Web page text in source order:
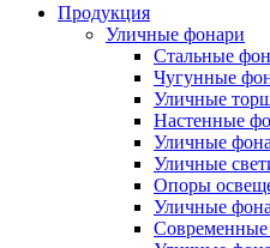
Продукция
Уличные фонари
Стальные
Чугунные
Уличные
Настенные
Уличные
Уличные
Опоры
Уличные